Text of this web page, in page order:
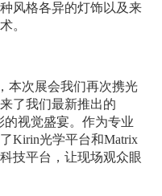
风格各异的灯饰以及来
。
本次展会我们再次携光
了我们最新推出的
的视觉盛宴。作为专业
Kirin光学平台和Matrix
技平台，让现场观众眼